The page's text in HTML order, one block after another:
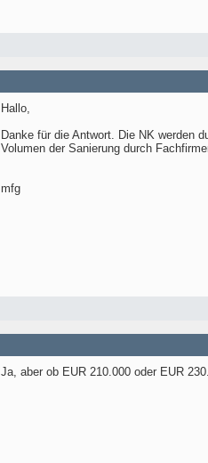
Hallo,
Danke für die Antwort. Die NK werden
Volumen der Sanierung durch
mfg
Ja, aber ob EUR 210.000 oder EUR